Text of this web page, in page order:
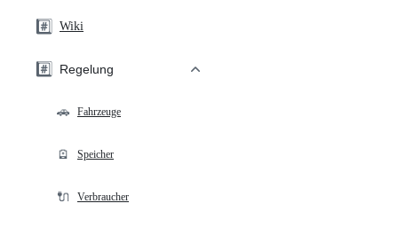
#️⃣ Wiki
#️⃣ Regelung
🚗 Fahrzeuge
🪫 Speicher
🔌 Verbraucher